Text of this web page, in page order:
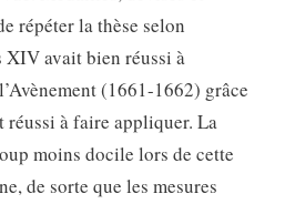
répéter la thèse selon
avait bien réussi à
(1661-1662) grâce
réussi à faire appliquer. La
moins docile lors de cette
de sorte que les mesures